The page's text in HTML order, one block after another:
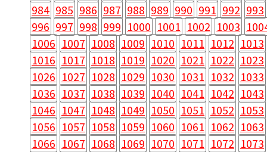
984 985 986 987 988 989 990 991 992 993
996 997 998 999 1000 1001 1002 1003
1006 1007 1008 1009 1010 1011 1012 1013
1016 1017 1018 1019 1020 1021 1022 1023
1026 1027 1028 1029 1030 1031 1032 1033
1036 1037 1038 1039 1040 1041 1042 1043
1046 1047 1048 1049 1050 1051 1052 1053
1056 1057 1058 1059 1060 1061 1062 1063
1066 1067 1068 1069 1070 1071 1072 1073